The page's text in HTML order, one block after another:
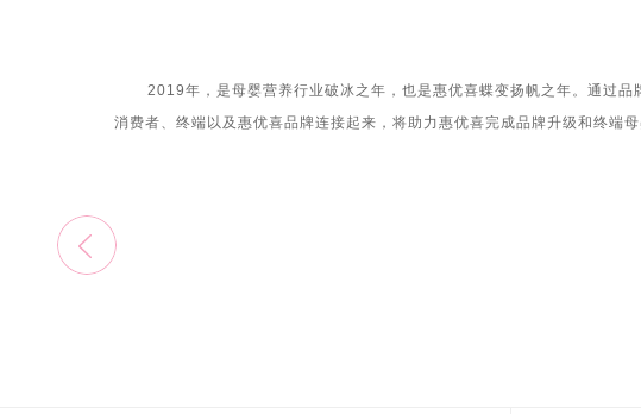
2019年，是母婴营养行业破冰之年，也是惠优喜蝶变扬帆之年。通过
消费者、终端以及惠优喜品牌连接起来，将助力惠优喜完成品牌升级和终端